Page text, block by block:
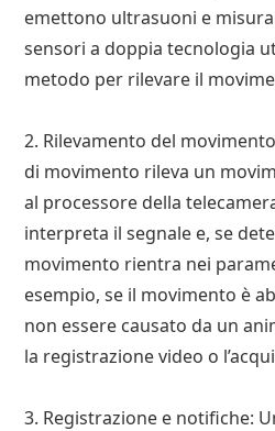
emettono ultrasuoni e
sensori a doppia tecnologia
metodo per rilevare il
2. Rilevamento del
di movimento rileva un
al processore della
interpreta il segnale e, se
movimento rientra nei
esempio, se il movimento è
non essere causato da un
la registrazione video o
3. Registrazione e notifiche: